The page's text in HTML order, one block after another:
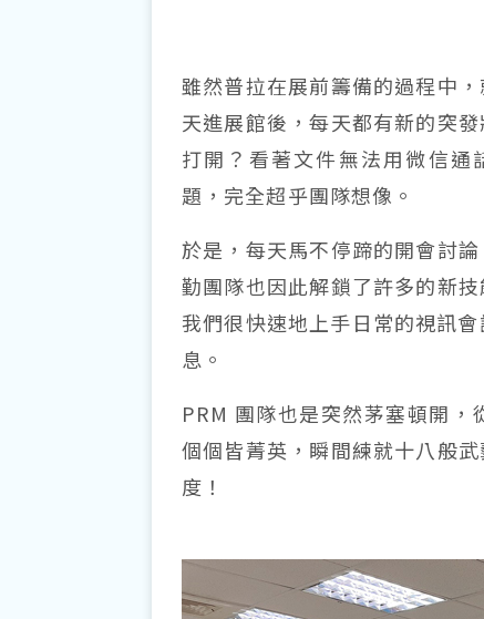
雖然普拉在展前籌備的過程中
天進展館後，每天都有新的突
打開？看著文件無法用微信
題，完全超乎團隊想像。
於是，每天馬不停蹄的開會討
勤團隊也因此解鎖了許多的新
我們很快速地上手日常的視訊
息。
PRM 團隊也是突然茅塞頓開，
個個皆菁英，瞬間練就十八般
度！